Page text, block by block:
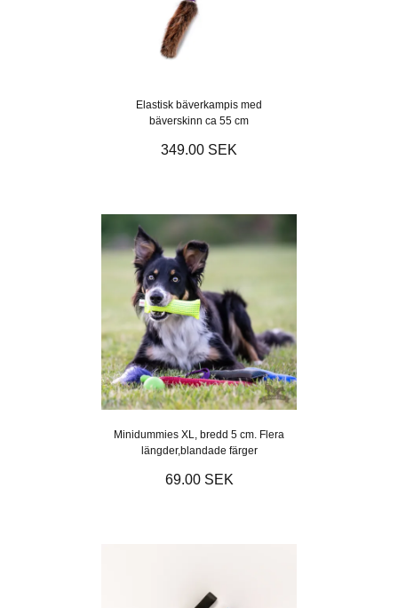
Elastisk bäverkampis med
bäverskinn ca 55 cm
349.00 SEK
Minidummies XL, bredd 5 cm. Flera
längder,blandade färger
69.00 SEK